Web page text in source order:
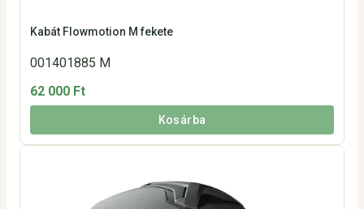
Kabát Flowmotion M fekete
001401885 M
62 000 Ft
Kosárba